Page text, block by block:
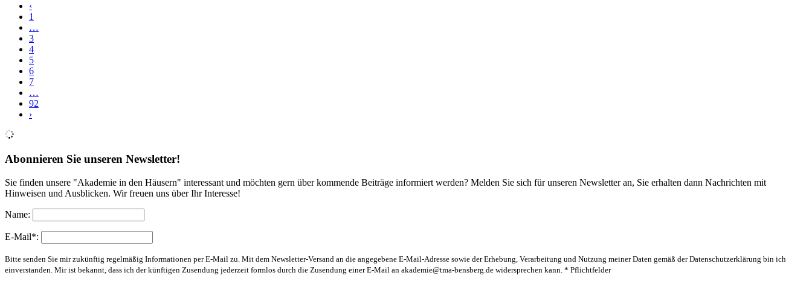
‹
1
…
3
4
5
6
7
…
92
›
Abonnieren Sie unseren Newsletter!
Sie finden unsere "Akademie in den Häusern" interessant und möchten gern über kommende Beiträge informiert werden? Melden Sie sich für unseren Newsletter an, Sie erhalten dann Nachrichten mit
Hinweisen und Ausblicken. Wir freuen uns über Ihr Interesse!
Name:
E-Mail*:
Bitte senden Sie mir zukünftig regelmäßig Informationen per E-Mail zu. Mit dem Newsletter-Versand an die angegebene E-Mail-Adresse sowie der Erhebung, Verarbeitung und Nutzung meiner Daten gemäß der Datenschutzerklärung bin ich
einverstanden. Mir ist bekannt, dass ich der künftigen Zusendung jederzeit formlos durch die Zusendung einer E-Mail an akademie@tma-bensberg.de widersprechen kann. * Pflichtfelder